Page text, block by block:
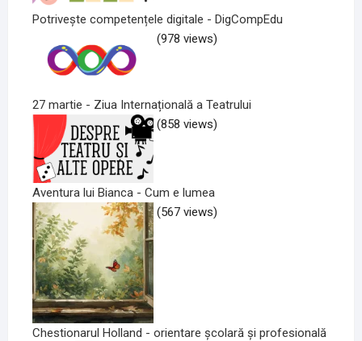
Potrivește competențele digitale - DigCompEdu
(978 views)
27 martie - Ziua Internațională a Teatrului
(858 views)
Aventura lui Bianca - Cum e lumea
(567 views)
Chestionarul Holland - orientare școlară și profesională